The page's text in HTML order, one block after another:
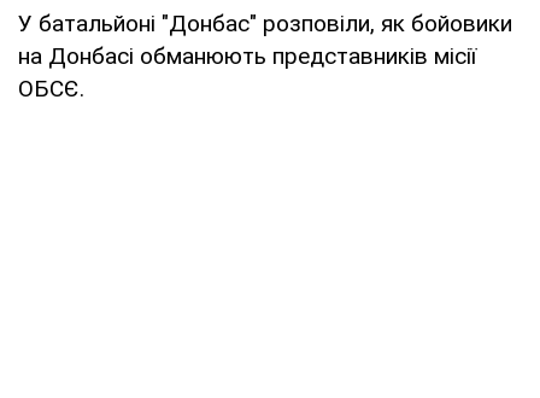
У батальйоні "Донбас" розповіли, як бойовики
на Донбасі обманюють представників місії
ОБСЄ.